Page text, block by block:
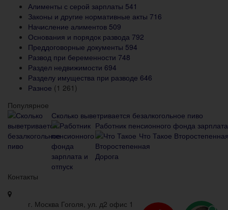
Алименты с серой зарплаты 541
Законы и другие нормативные акты 716
Начисление алиментов 509
Основания и порядок развода 792
Преддоговорные документы 594
Развод при беременности 748
Раздел недвижимости 694
Разделу имущества при разводе 646
Разное (1 261)
Популярное
Сколько выветривается безалкогольное пиво
Работник пенсионного фонда
Что Такое
Контакты
г. Москва Гоголя, ул. д2 офис 1